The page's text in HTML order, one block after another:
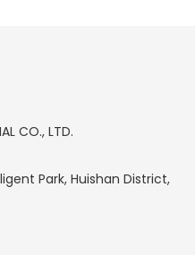
CO., LTD.
Park, Huishan District,